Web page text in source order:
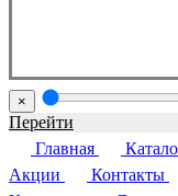
×
Перейти
Главная
Акции
Контакты